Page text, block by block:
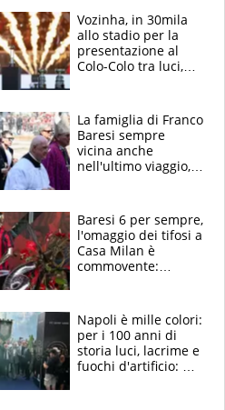
Vozinha, in 30mila
allo stadio per la
presentazione al
Colo-Colo tra luci,
La famiglia di Franco
Baresi sempre
vicina anche
nell'ultimo viaggio,
circondati
dall'affetto dei tifosi
Baresi 6 per sempre,
l'omaggio dei tifosi a
Casa Milan è
commovente:
bigliettini
Napoli è mille colori:
per i 100 anni di
storia luci, lacrime e
fuochi d'artificio: De